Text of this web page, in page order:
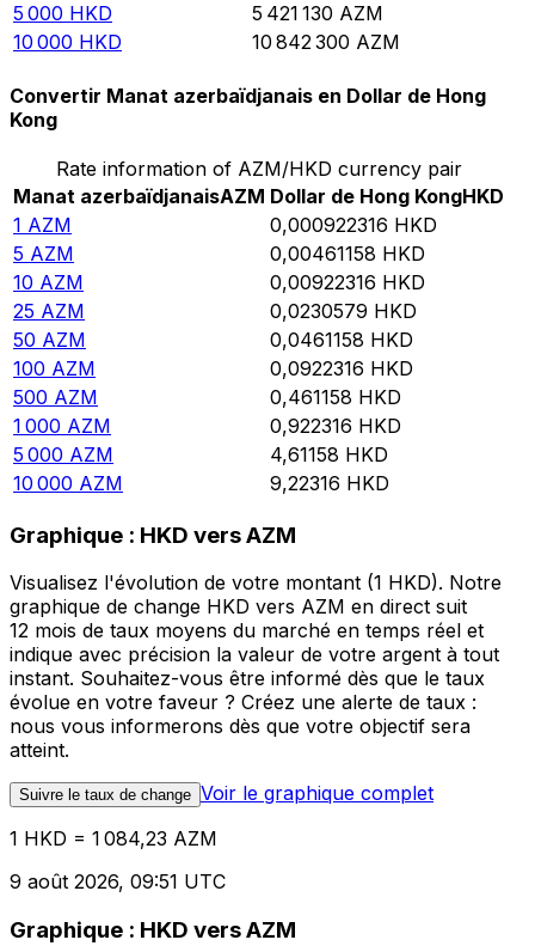
5 000 HKD 5 421 130 AZM
10 000 HKD 10 842 300 AZM
Convertir Manat azerbaïdjanais en Dollar de Hong
Kong
Rate information of AZM/HKD currency pair
Manat azerbaïdjanaisAZM Dollar de Hong KongHKD
1 AZM 0,000922316 HKD
5 AZM 0,00461158 HKD
10 AZM 0,00922316 HKD
25 AZM 0,0230579 HKD
50 AZM 0,0461158 HKD
100 AZM 0,0922316 HKD
500 AZM 0,461158 HKD
1 000 AZM 0,922316 HKD
5 000 AZM 4,61158 HKD
10 000 AZM 9,22316 HKD
Graphique : HKD vers AZM
Visualisez l'évolution de votre montant (1 HKD). Notre
graphique de change HKD vers AZM en direct suit
12 mois de taux moyens du marché en temps réel et
indique avec précision la valeur de votre argent à tout
instant. Souhaitez-vous être informé dès que le taux
évolue en votre faveur ? Créez une alerte de taux :
nous vous informerons dès que votre objectif sera
atteint.
Suivre le taux de change Voir le graphique complet
1 HKD = 1 084,23 AZM
9 août 2026, 09:51 UTC
Graphique : HKD vers AZM